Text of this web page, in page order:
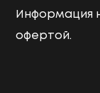
Информация
офертой.